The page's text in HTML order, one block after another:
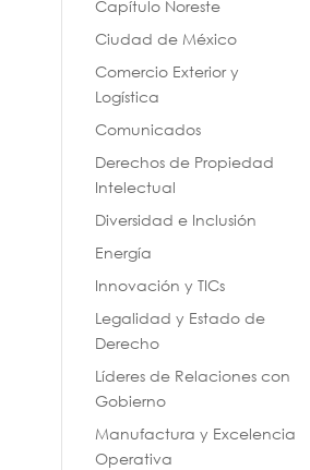
Capítulo Noreste
Ciudad de México
Comercio Exterior y
Logística
Comunicados
Derechos de Propiedad
Intelectual
Diversidad e Inclusión
Energía
Innovación y TICs
Legalidad y Estado de
Derecho
Líderes de Relaciones con
Gobierno
Manufactura y Excelencia
Operativa